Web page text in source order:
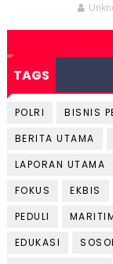
TAGS
POLRI BISNIS
BERITA UTAMA
LAPORAN UTAMA
FOKUS
EKBIS
PEDULI
EDUKASI